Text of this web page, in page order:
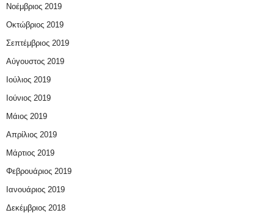
Νοέμβριος 2019
Οκτώβριος 2019
Σεπτέμβριος 2019
Αύγουστος 2019
Ιούλιος 2019
Ιούνιος 2019
Μάιος 2019
Απρίλιος 2019
Μάρτιος 2019
Φεβρουάριος 2019
Ιανουάριος 2019
Δεκέμβριος 2018